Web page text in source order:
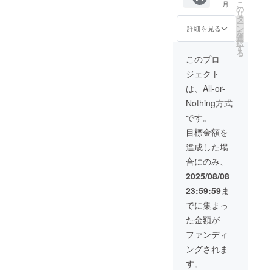
一させ
ていた
だきま
ン内容
は「と
にかく
応援
50,000
円コー
容にな
りま
す。
いいた
だけま
す。 ①
チーフ
(1〜2
つ）や
イメー
ジ（色
合いな
ング ②
和歌山
ふぉん
と制作
メン
バーで
ワーク
ショッ
プ（原
画作
り）
※原画制
作者は
YELLO
W／
PANDA
SODA
BLUE（
各色1台
限定・
先着
順） ※
事前相
談のう
え決定
しま
す。
【製品
につい
て】 本
製品は
16歳以
上が運
転可能
な「特
ラリー
みづは
らオリ
ジナル
アクリ
ル製
「ス
マート
フォン
スタン
ド
yellow
」 納屋
河岸
ギャラ
リーみ
づは
ら、オ
リジナ
ルデザ
インの
スマー
トフォ
ンスタ
月
詳細を見る
こ
の
リ
タ
ー
ン
を
選
択
す
る
このプロ
ジェクト
は、All-or-
Nothing方式
です。
目標金額を
達成した場
合にのみ、
2025/08/08
23:59:59ま
でに集まっ
た金額が
ファンディ
ングされま
す。